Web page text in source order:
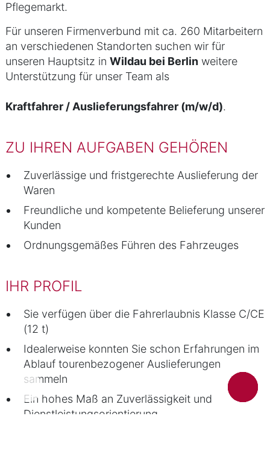
Pflegemarkt.
Für unseren Firmenverbund mit ca. 260 Mitarbeitern
an verschiedenen Standorten suchen wir für
unseren Hauptsitz in Wildau bei Berlin weitere
Unterstützung für unser Team als
Kraftfahrer / Auslieferungsfahrer (m/w/d).
ZU IHREN AUFGABEN GEHÖREN
Zuverlässige und fristgerechte Auslieferung der
Waren
Freundliche und kompetente Belieferung unserer
Kunden
Ordnungsgemäßes Führen des Fahrzeuges
IHR PROFIL
Sie verfügen über die Fahrerlaubnis Klasse C/CE
(12 t)
Idealerweise konnten Sie schon Erfahrungen im
Ablauf tourenbezogener Auslieferungen
sammeln
Ein hohes Maß an Zuverlässigkeit und
Dienstleistungsorientierung